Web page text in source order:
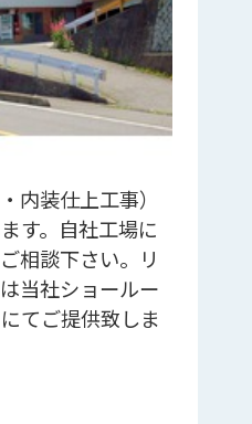
内装仕上工事）
す。自社工場に
相談下さい。リ
当社ショールー
てご提供致しま